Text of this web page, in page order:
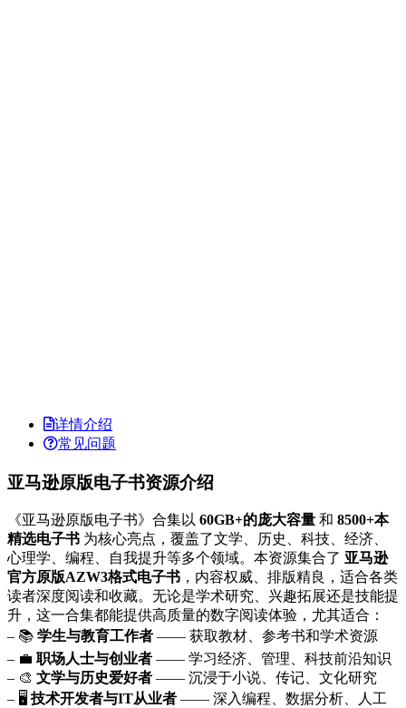
详情介绍
常见问题
亚马逊原版电子书资源介绍
《亚马逊原版电子书》合集以 60GB+的庞大容量 和 8500+本
精选电子书 为核心亮点，覆盖了文学、历史、科技、经济、
心理学、编程、自我提升等多个领域。本资源集合了 亚马逊
官方原版AZW3格式电子书 ，内容权威、排版精良，适合各类
读者深度阅读和收藏。无论是学术研究、兴趣拓展还是技能提
升，这一合集都能提供高质量的数字阅读体验，尤其适合：
– 📚 学生与教育工作者 —— 获取教材、参考书和学术资源
– 💼 职场人士与创业者 —— 学习经济、管理、科技前沿知识
– 🎨 文学与历史爱好者 —— 沉浸于小说、传记、文化研究
– 🖥 技术开发者与IT从业者 —— 深入编程、数据分析、人工